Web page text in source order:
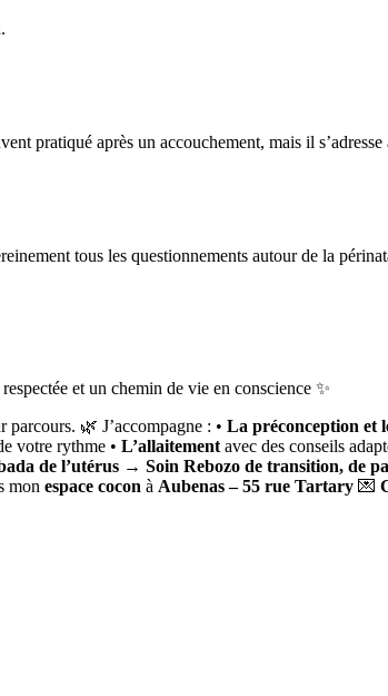
pratiqué après un accouchement, mais il s’adresse
tous les questionnements autour de la
et un chemin de vie en conscience ✨
parcours. 🌿 J’accompagne : • La préconception et
votre rythme • L’allaitement avec des conseils
de l’utérus → Soin Rebozo de transition, de
mon espace cocon à Aubenas – 55 rue Tartary 💌